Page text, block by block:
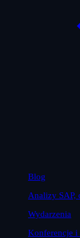
Blog
Analizy SAP,
Wydarzenia
Konferencje i